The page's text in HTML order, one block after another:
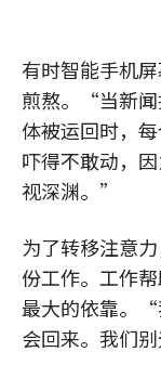
有时智能手机
煎熬。“当新闻
体被运回时，
吓得不敢动，
视深渊。”
为了转移注意
份工作。工作
最大的依靠。“
会回来。我们